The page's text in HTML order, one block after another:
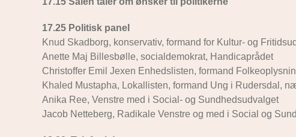
17.25 Politisk panel
Knud Skadborg, konservativ, formand for Kultur- og
Anette Maj Billesbølle, socialdemokrat, Handicaprådet
Christoffer Emil Jexen Enhedslisten, formand
Khaled Mustapha, Lokallisten, formand Ung i Rudersdal,
Anika Ree, Venstre med i Social- og Sundhedsudvalget
Jacob Netteberg, Radikale Venstre og med i Social og